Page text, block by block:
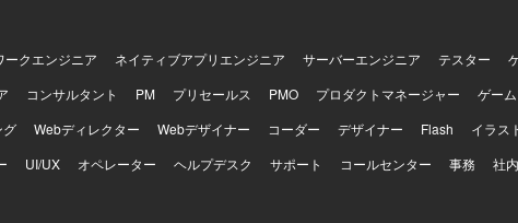
ークエンジニア ネイティブアプリエンジニア サーバーエンジニア テスター
コンサルタント PM プリセールス PMO プロダクトマネージャー ゲー
グ Webディレクター Webデザイナー コーダー デザイナー Flash イラス
UI/UX オペレーター ヘルプデスク サポート コールセンター 事務 社